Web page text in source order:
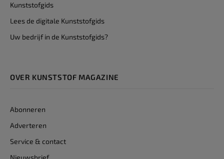
Kunststofgids
Lees de digitale Kunststofgids
Uw bedrijf in de Kunststofgids?
OVER KUNSTSTOF MAGAZINE
Abonneren
Adverteren
Service & contact